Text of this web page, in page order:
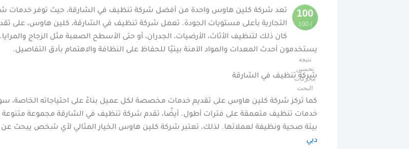
100
/ 100
نتيجة
تحسين
محركات
البحث
تعد شركة كلين هاوس واحدة من أفضل شركة تنظيف في الشارقة، حيث توفر خدمات شاملة
التجارية بأعلى مستويات الجودة. تعمل شركة تنظيف في الشارقة، كلين هاوس، على
كان ذلك لتنظيف الأثاث، الأرضيات، الجدران، أو حتى الأسطح الصعبة مثل الزجاج
يستخدمون أحدث المعدات والمواد الآمنة بيئيًا للحفاظ على النظافة والاهتمام بأدق التفاصيل.
شركة تنظيف في الشارقة
كما تركز شركة كلين هاوس على تقديم خدمات مخصصة لكل عميل بناءً على احتياجاته الخاصة،
خدمات تنظيف متعمقة على فترات أطول. أيضًا، تقدم شركة تنظيف في الشارقة مجموعة متنوعة
بيئة صحية ونظيفة لعملائها. لذلك، تعتبر شركة كلين هاوس الخيار المثالي لأي شخص يبحث
دبي